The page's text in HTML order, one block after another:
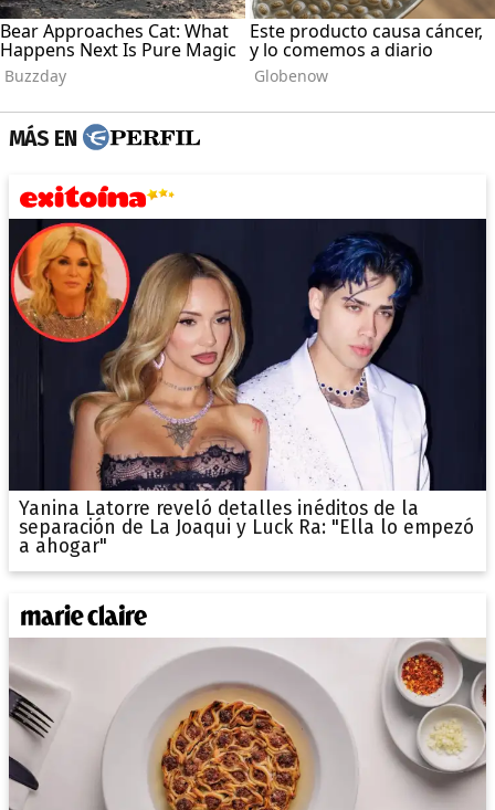
MÁS EN
Yanina Latorre reveló detalles inéditos de la
separación de La Joaqui y Luck Ra: "Ella lo empezó
a ahogar"